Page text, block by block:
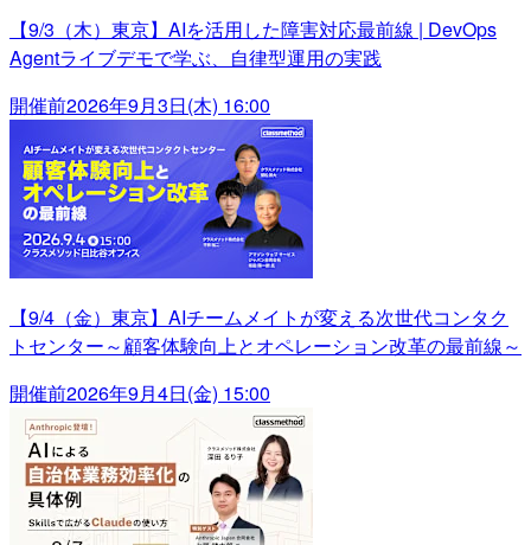
【9/3（木）東京】AIを活用した障害対応最前線 | DevOps
Agentライブデモで学ぶ、自律型運用の実践
開催前2026年9月3日(木) 16:00
【9/4（金）東京】AIチームメイトが変える次世代コンタク
トセンター～顧客体験向上とオペレーション改革の最前線～
開催前2026年9月4日(金) 15:00